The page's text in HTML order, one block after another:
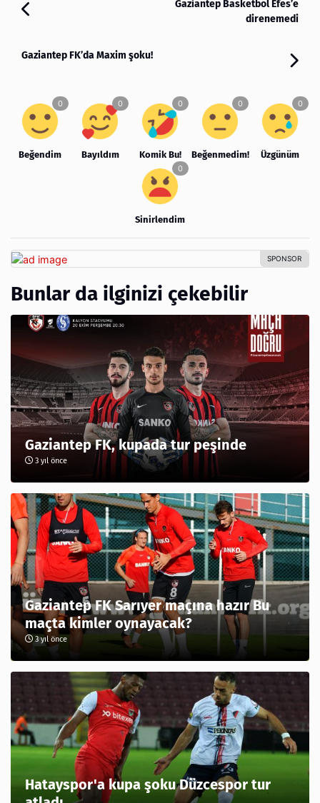
Gaziantep Basketbol Efes’e
direnemedi
Gaziantep FK’da Maxim şoku!
Beğendim Bayıldım Komik Bu! Beğenmedim! Üzgünüm
Sinirlendim
Bunlar da ilginizi çekebilir
Gaziantep FK, kupada tur peşinde
3 yıl önce
Gaziantep FK Sarıyer maçına hazır Bu
maçta kimler oynayacak?
3 yıl önce
Hatayspor'a kupa şoku Düzcespor tur